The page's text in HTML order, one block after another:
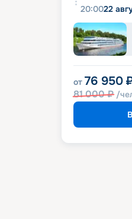
20:0022
от 76 950
81 000₽ /